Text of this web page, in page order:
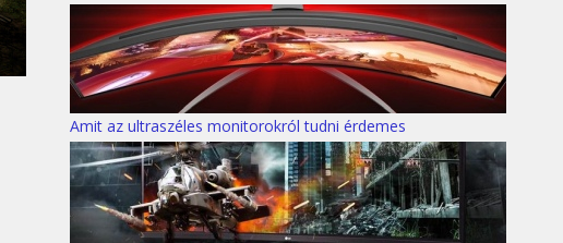
Amit az ultraszéles monitorokról tudni érdemes